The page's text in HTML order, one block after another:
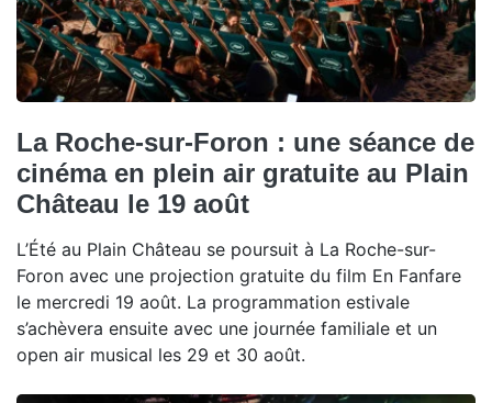
La Roche-sur-Foron : une séance de
cinéma en plein air gratuite au Plain
Château le 19 août
L’Été au Plain Château se poursuit à La Roche-sur-
Foron avec une projection gratuite du film En Fanfare
le mercredi 19 août. La programmation estivale
s’achèvera ensuite avec une journée familiale et un
open air musical les 29 et 30 août.